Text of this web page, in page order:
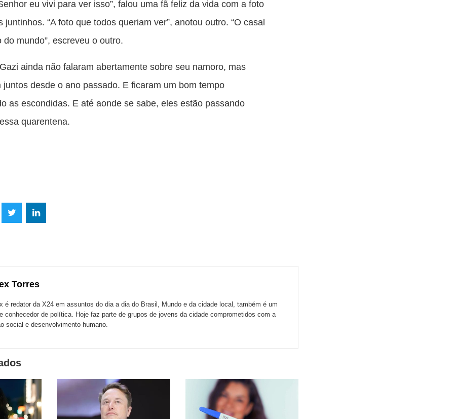
eu vivi para ver isso”, falou uma fã feliz da vida com a foto
juntinhos. “A foto que todos queriam ver”, anotou outro. “O casal
do mundo”, escreveu o outro.
ainda não falaram abertamente sobre seu namoro, mas
juntos desde o ano passado. E ficaram um bom tempo
as escondidas. E até aonde se sabe, eles estão passando
quarentena.
Torres
é redator da X24 em assuntos do dia a dia do Brasil, Mundo e da cidade local, também é um
conhecedor de política. Hoje faz parte de grupos de jovens da cidade comprometidos com a
social e desenvolvimento humano.